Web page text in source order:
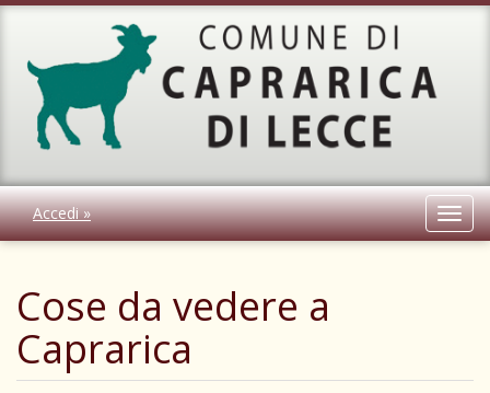
Accedi »
Cose da vedere a
Caprarica